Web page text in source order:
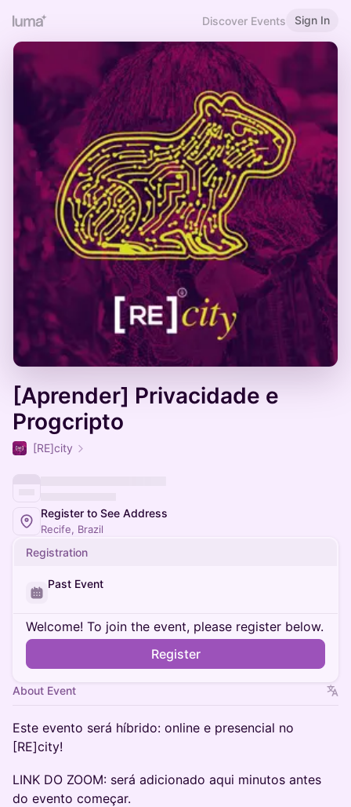
Discover Events Sign In
[Aprender] Privacidade e
Progcripto
[RE]city
Register to See Address
Recife, Brazil
Registration
Past Event
Welcome! To join the event, please register below.
Register
About Event
Este evento será híbrido: online e presencial no
[RE]city!
​​LINK DO ZOOM: será adicionado aqui minutos antes
do evento começar.